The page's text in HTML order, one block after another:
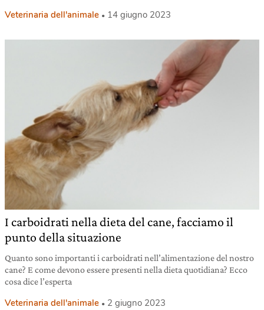
Veterinaria dell'animale 14 giugno 2023
I carboidrati nella dieta del cane, facciamo il
punto della situazione
Quanto sono importanti i carboidrati nell’alimentazione del nostro
cane? E come devono essere presenti nella dieta quotidiana? Ecco
cosa dice l’esperta
Veterinaria dell'animale 2 giugno 2023